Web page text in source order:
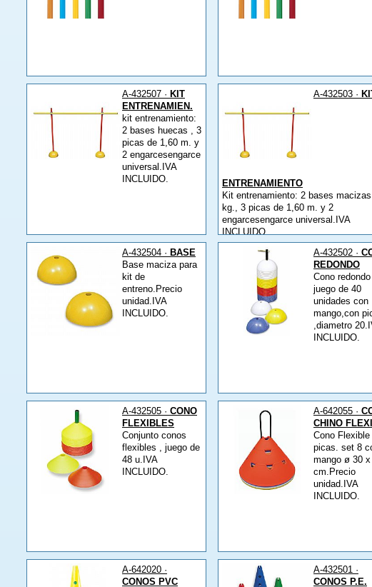
A-432507 · KIT
ENTRENAMIEN.
kit entrenamiento:
2 bases huecas , 3
picas de 1,60 m. y
2 engarcesengarce
universal.IVA
INCLUIDO.
A-432503 ·
ENTRENAMIENTO
Kit entrenamiento: 2 bases
kg., 3 picas de 1,60 m. y 2
engarcesengarce universal.IVA
INCLUIDO.
A-432504 · BASE
Base maciza para
kit de
entreno.Precio
unidad.IVA
INCLUIDO.
A-432502 ·
REDONDO
Cono redondo
juego de 40
unidades con
mango,con
,diametro
INCLUIDO.
A-432505 · CONO
FLEXIBLES
Conjunto conos
flexibles , juego de
48 u.IVA
INCLUIDO.
A-642055 ·
CHINO
Cono Flexible
picas. set 8
mango ø 30
cm.Precio
unidad.IVA
INCLUIDO.
A-642020 ·
CONOS PVC
A-432501 ·
CONOS P.E.